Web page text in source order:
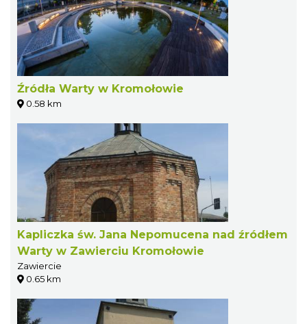
Źródła Warty w Kromołowie
0.58 km
Kapliczka św. Jana Nepomucena nad źródłem
Warty w Zawierciu Kromołowie
Zawiercie
0.65 km